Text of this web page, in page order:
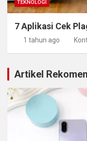
TEKNOLOGI
7 Aplikasi Cek
1 tahun ago
Artikel